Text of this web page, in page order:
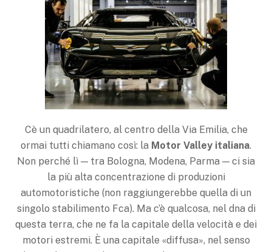
Cè un quadrilatero, al centro della Via Emilia, che
ormai tutti chiamano così: la Motor Valley italiana.
Non perché lì — tra Bologna, Modena, Parma — ci sia
la più alta concentrazione di produzioni
automotoristiche (non raggiungerebbe quella di un
singolo stabilimento Fca). Ma c’è qualcosa, nel dna di
questa terra, che ne fa la capitale della velocità e dei
motori estremi. È una capitale «diffusa», nel senso